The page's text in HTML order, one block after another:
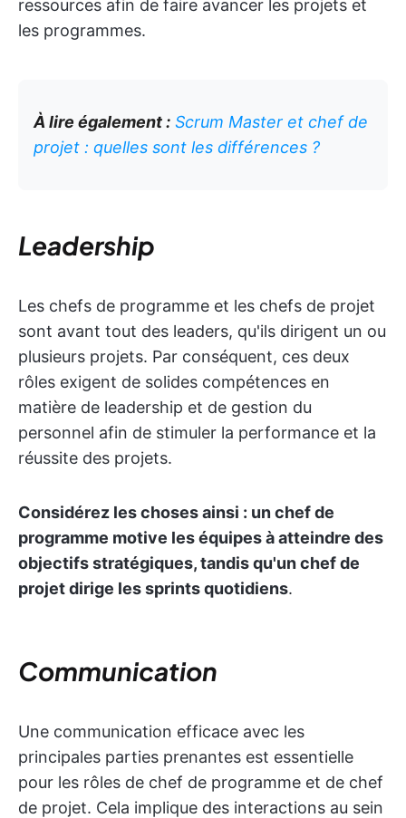
ressources afin de faire avancer les projets et
les programmes.
À lire également : Scrum Master et chef de
projet : quelles sont les différences ?
Leadership
Les chefs de programme et les chefs de projet
sont avant tout des leaders, qu'ils dirigent un ou
plusieurs projets. Par conséquent, ces deux
rôles exigent de solides compétences en
matière de leadership et de gestion du
personnel afin de stimuler la performance et la
réussite des projets.
Considérez les choses ainsi : un chef de
programme motive les équipes à atteindre des
objectifs stratégiques, tandis qu'un chef de
projet dirige les sprints quotidiens.
Communication
Une communication efficace avec les
principales parties prenantes est essentielle
pour les rôles de chef de programme et de chef
de projet. Cela implique des interactions au sein